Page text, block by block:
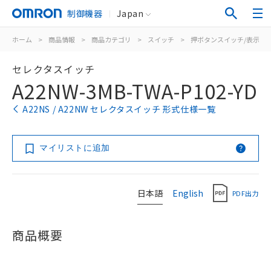
制御機器 Japan
ホーム > 商品情報 > 商品カテゴリ > スイッチ > 押ボタンスイッチ/表示灯
セレクタスイッチ
A22NW-3MB-TWA-P102-YD
A22NS / A22NW セレクタスイッチ 形式仕様一覧
マイリストに追加
日本語 English PDF出力
商品概要